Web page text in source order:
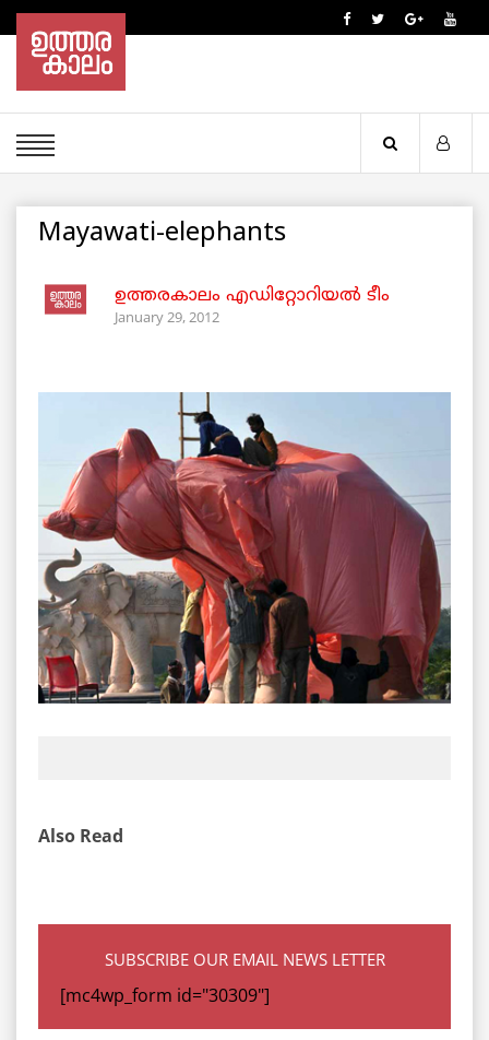
Mayawati-elephants
ഉത്തരകാലം എഡിറ്റോറിയല്‍ ടീം
January 29, 2012
Also Read
SUBSCRIBE OUR EMAIL NEWS LETTER
[mc4wp_form id="30309"]